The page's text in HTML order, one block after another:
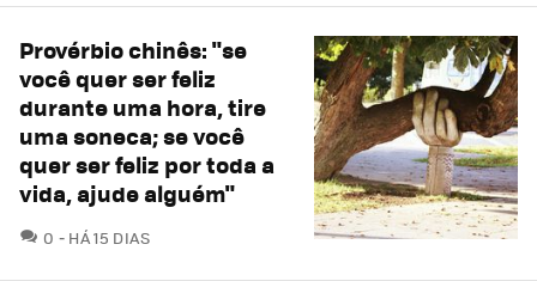
Provérbio chinês: "se
você quer ser feliz
durante uma hora, tire
uma soneca; se você
quer ser feliz por toda a
vida, ajude alguém"
0 COMENTÁRIOS
HÁ 15 DIAS